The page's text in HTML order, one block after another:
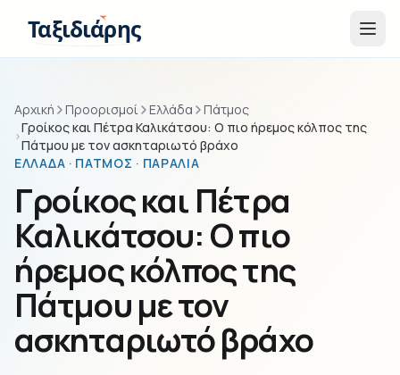
Ταξιδιάρης
Αρχική Προορισμοί Ελλάδα
Πάτμος
Γροίκος και Πέτρα Καλικάτσου: Ο πιο ήρεμος κόλπος της
Πάτμου με τον ασκηταριωτό βράχο
ΕΛΛΆΔΑ · ΠΆΤΜΟΣ · ΠΑΡΑΛΊΑ
Γροίκος και Πέτρα
Καλικάτσου: Ο πιο
ήρεμος κόλπος της
Πάτμου με τον
ασκηταριωτό βράχο